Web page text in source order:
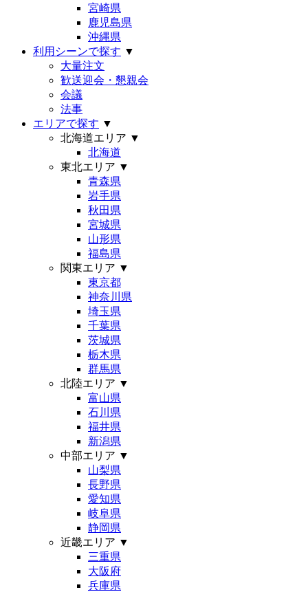
宮崎県
鹿児島県
沖縄県
利用シーンで探す ▼
大量注文
歓送迎会・懇親会
会議
法事
エリアで探す ▼
北海道エリア ▼
北海道
東北エリア ▼
青森県
岩手県
秋田県
宮城県
山形県
福島県
関東エリア ▼
東京都
神奈川県
埼玉県
千葉県
茨城県
栃木県
群馬県
北陸エリア ▼
富山県
石川県
福井県
新潟県
中部エリア ▼
山梨県
長野県
愛知県
岐阜県
静岡県
近畿エリア ▼
三重県
大阪府
兵庫県